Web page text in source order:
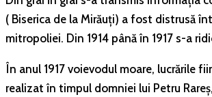
( Biserica de la Mirăuți) a fost distrusă
mitropoliei. Din 1914 până în 1917 s-a
În anul 1917 voievodul moare,
realizat în timpul domniei lui Petru